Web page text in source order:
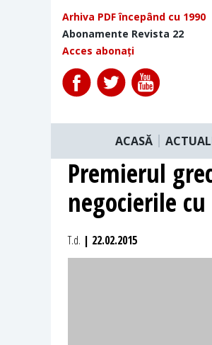
Arhiva PDF începând cu 1990
Abonamente Revista 22
Acces abonați
ACASĂ
Premierul
negocierile cu
T.d. | 22.02.2015